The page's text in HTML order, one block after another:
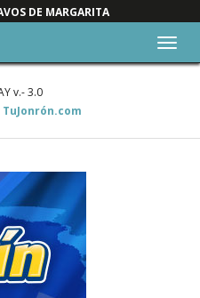
DE MARGARITA
v.- 3.0
TuJonrón.com